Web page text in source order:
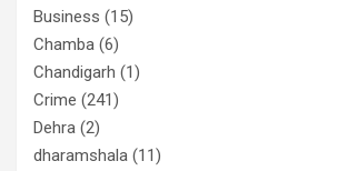
Business (15)
Chamba (6)
Chandigarh (1)
Crime (241)
Dehra (2)
dharamshala (11)